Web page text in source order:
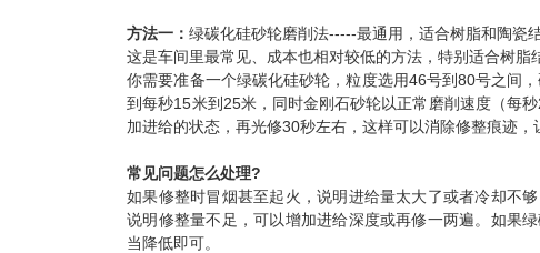
方法一：绿碳化硅砂轮磨削法-----最通用，适合树脂和陶瓷
这是车间里最常见、成本也相对较低的方法，特别适合树脂
你需要准备一个绿碳化硅砂轮，粒度选用46号到80号之间
到每秒15米到25米，同时金刚石砂轮以正常磨削速度（每
加进给的状态，再光修30秒左右，这样可以消除修整痕迹，
常见问题怎么处理?
如果修整时冒烟甚至起火，说明进给量太大了或者冷却不
说明修整量不足，可以增加进给深度或再修一两遍。如果
当降低即可。